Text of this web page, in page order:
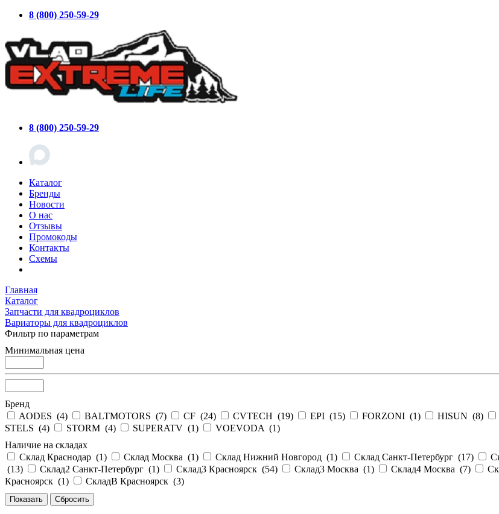
8 (800) 250-59-29
8 (800) 250-59-29
Каталог
Бренды
Новости
О нас
Отзывы
Промокоды
Контакты
Схемы
Главная
Каталог
Запчасти для квадроциклов
Вариаторы для квадроциклов
Фильтр по параметрам
Минимальная цена
Бренд
AODES (4) BALTMOTORS (7) CF (24) CVTECH (19) EPI (15) FORZONI (1) HISUN (8)
STELS (4) STORM (4) SUPERATV (1) VOEVODA (1)
Наличие на складах
Склад Краснодар (1) Склад Москва (1) Склад Нижний Новгород (1) Склад Санкт-Петербург (17)
(13) Склад2 Санкт-Петербург (1) Склад3 Красноярск (54) Склад3 Москва (1) Склад4 Москва (7)
Красноярск (1) СкладВ Красноярск (3)